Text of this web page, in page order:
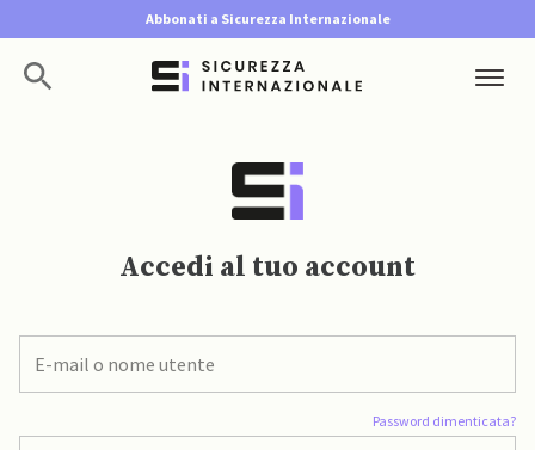
Abbonati a Sicurezza Internazionale
Accedi al tuo account
Password dimenticata?